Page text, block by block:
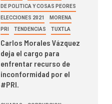
DE POLITICA Y COSAS PEORES
ELECCIONES 2021 MORENA
PRI TENDENCIAS TUXTLA
Carlos Morales Vázquez
deja el cargo para
enfrentar recurso de
inconformidad por el
#PRI.